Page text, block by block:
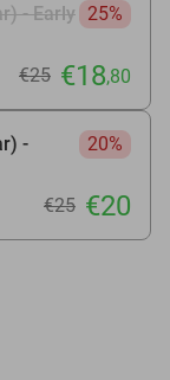
- Early 25%
€25 €18,80
-
20%
€25 €20